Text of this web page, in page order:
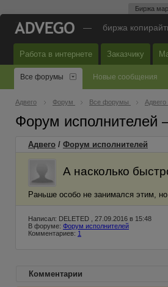
Биржа
— биржа
Работа в интернете Заказчику
Все форумы Новые сообщения
Адвего Форум Все форумы Адвего
Форум
Адвего / Форум исполнителей
А насколько
Раньше особо не занимался этим,
Написал: DELETED , 27.09.2016 в 15:48
В форуме: Форум исполнителей
Комментариев: 1
Комментарии